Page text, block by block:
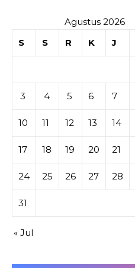
Agustus 2026
S
S R K J
3 4 5 6 7
10 11 12 13 14
17 18 19 20 21
24 25 26 27 28
31
« Jul